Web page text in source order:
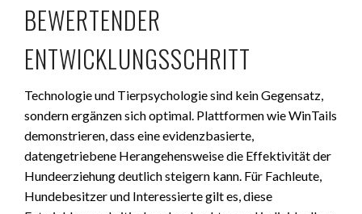
BEWERTENDER
ENTWICKLUNGSSCHRITT
Technologie und Tierpsychologie sind kein Gegensatz,
sondern ergänzen sich optimal. Plattformen wie WinTails
demonstrieren, dass eine evidenzbasierte,
datengetriebene Herangehensweise die Effektivität der
Hundeerziehung deutlich steigern kann. Für Fachleute,
Hundebesitzer und Interessierte gilt es, diese